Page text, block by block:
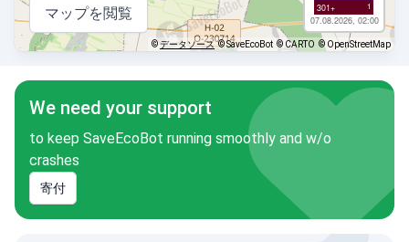
301+ 1
07.08.2026, 02:00
マップを閲覧
©データソース © SaveEcoBot © CARTO © OpenStreetMap
We need your support
to keep SaveEcoBot running smoothly and w/o
crashes
寄付